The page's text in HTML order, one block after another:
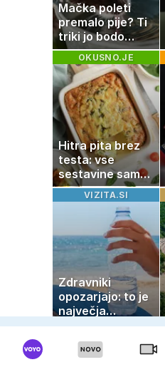
Mačka poleti
premalo pije? Ti
triki jo bodo
spodbudili, da
zaužije več vode
OKUSNO.JE
Hitra pita brez
testa: vse
sestavine samo
zmešate in
pečica opravi
VIZITA.SI
Zdravniki
opozarjajo: to je
največja
napaka, ki jo
ljudje delajo med
vročino